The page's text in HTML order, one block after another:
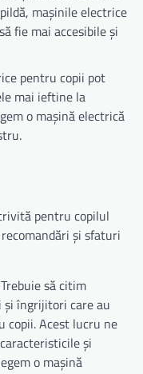
mașinile electrice
fie mai accesibile și
pentru copii pot
mai ieftine la
o mașină electrică
pentru copilul
și sfaturi
să citim
îngrijitori care au
copii. Acest lucru ne
și
o mașină